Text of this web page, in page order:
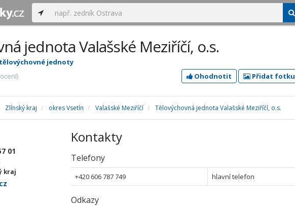
jednota Valašské Meziříčí, o.s.
jednoty
Ohodnotit Přidat fotku
Zlínský kraj okres Vsetín Valašské Meziříčí Tělovýchovná jednota Valašské Meziříčí, o.s.
Kontakty
Telefony
+420 606 787 749 hlavní telefon
Odkazy
01
kraj